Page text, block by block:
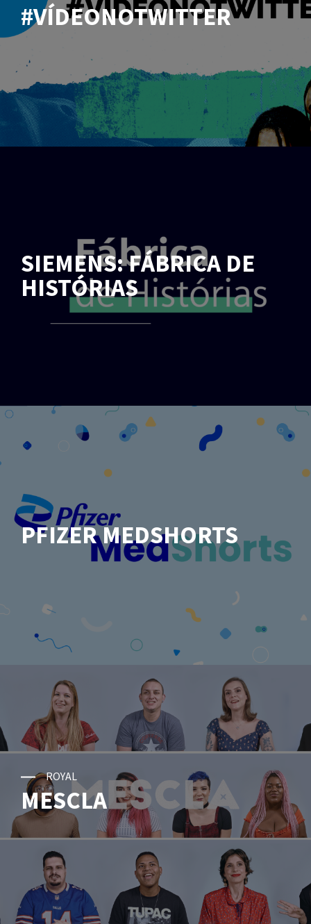
#VÍDEONOTWITTER
SIEMENS: FÁBRICA DE
HISTÓRIAS
PFIZER MEDSHORTS
ROYAL
MESCLA